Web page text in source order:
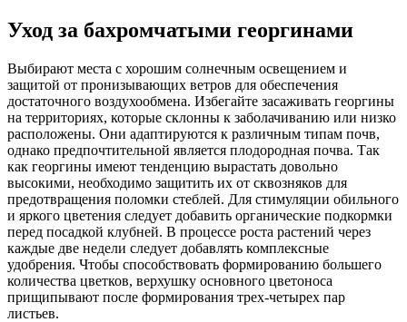
Уход за бахромчатыми георгинами
Выбирают места с хорошим солнечным освещением и
защитой от пронизывающих ветров для обеспечения
достаточного воздухообмена. Избегайте засаживать георгины
на территориях, которые склонны к заболачиванию или низко
расположены. Они адаптируются к различным типам почв,
однако предпочтительной является плодородная почва. Так
как георгины имеют тенденцию вырастать довольно
высокими, необходимо защитить их от сквозняков для
предотвращения поломки стеблей. Для стимуляции обильного
и яркого цветения следует добавить органические подкормки
перед посадкой клубней. В процессе роста растений через
каждые две недели следует добавлять комплексные
удобрения. Чтобы способствовать формированию большего
количества цветков, верхушку основного цветоноса
прищипывают после формирования трех-четырех пар
листьев.